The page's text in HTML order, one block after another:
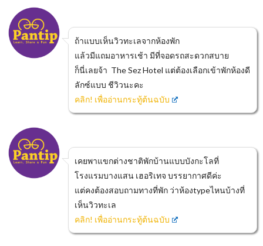
ถ้าแบบเห็นวิวทะเลจากห้องพัก
แล้วมีแถมอาหารเช้า มีที่จอดรถสะดวกสบาย
ก็นี่เลยจ้า The Sez Hotel แต่ต้องเลือกเข้าพักห้องดี
ลักซ์แบบ ชีวิวนะคะ
คลิก! เพื่ออ่านกระทู้ต้นฉบับ
เคยพาแขกต่างชาติพักบ้านแบบบังกะโลที่
โรงแรมบางแสน เฮอริเทจ บรรยากาศดีค่ะ
แต่คงต้องสอบถามทางที่พัก ว่าห้องtypeไหนบ้างที่
เห็นวิวทะเล
คลิก! เพื่ออ่านกระทู้ต้นฉบับ